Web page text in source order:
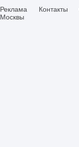
Реклама Контакты
Москвы